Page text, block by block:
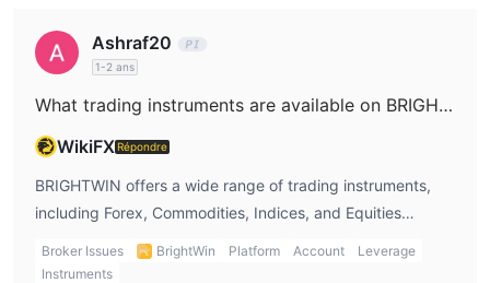
Ashraf20
1-2 ans
What trading instruments are available on BRIGHTWIN?
WikiFXRépondre
BRIGHTWIN offers a wide range of trading instruments,
including Forex, Commodities, Indices, and Equities
(CFDs). I like the variety of options, but I’d like to see
Cryptos and ETFs included to diversify my trading
Broker Issues BrightWin Platform Account
Leverage
Instruments